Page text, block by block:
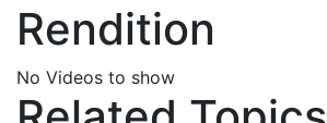
Rendition
No Videos to show